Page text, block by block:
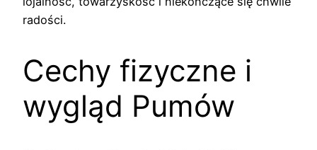
radości.
Cechy fizyczne i
wygląd Pumów